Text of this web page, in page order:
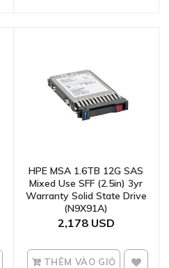
HPE MSA 1.6TB 12G SAS
Mixed Use SFF (2.5in) 3yr
Warranty Solid State Drive
(N9X91A)
2,178
THÊM VÀO GIỎ